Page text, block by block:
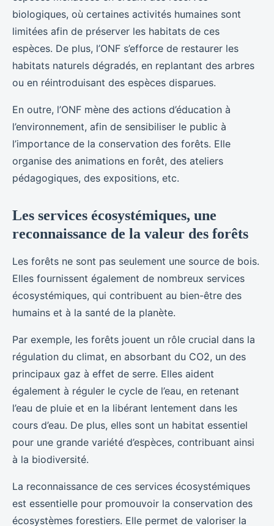
biologiques, où certaines activités humaines sont
limitées afin de préserver les habitats de ces
espèces. De plus, l’ONF s’efforce de restaurer les
habitats naturels dégradés, en replantant des arbres
ou en réintroduisant des espèces disparues.
En outre, l’ONF mène des actions d’éducation à
l’environnement, afin de sensibiliser le public à
l’importance de la conservation des forêts. Elle
organise des animations en forêt, des ateliers
pédagogiques, des expositions, etc.
Les services écosystémiques, une
reconnaissance de la valeur des forêts
Les forêts ne sont pas seulement une source de bois.
Elles fournissent également de nombreux services
écosystémiques, qui contribuent au bien-être des
humains et à la santé de la planète.
Par exemple, les forêts jouent un rôle crucial dans la
régulation du climat, en absorbant du CO2, un des
principaux gaz à effet de serre. Elles aident
également à réguler le cycle de l’eau, en retenant
l’eau de pluie et en la libérant lentement dans les
cours d’eau. De plus, elles sont un habitat essentiel
pour une grande variété d’espèces, contribuant ainsi
à la biodiversité.
La reconnaissance de ces services écosystémiques
est essentielle pour promouvoir la conservation des
écosystèmes forestiers. Elle permet de valoriser la